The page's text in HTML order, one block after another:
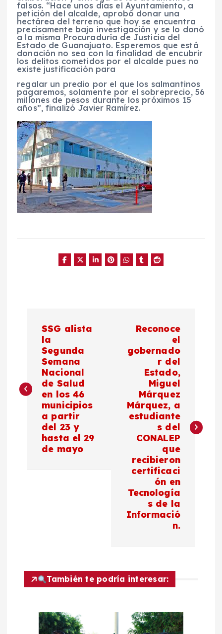
falsos. “Hace unos días el Ayuntamiento, a
petición del alcalde, aprobó donar una
hectárea del terreno que hoy se encuentra
precisamente bajo investigación y se lo donó
a la misma Procuraduría de Justicia del
Estado de Guanajuato. Esperemos que está
donación no sea con la finalidad de encubrir
los delitos cometidos por el alcalde pues no
existe justificación para
regalar un predio por el que los salmantinos
pagaremos, solamente por el sobreprecio, 56
millones de pesos durante los próximos 15
años”, finalizó Javier Ramírez.
e
e
SSG alista
la
Segunda
Semana
Nacional
de Salud
en los 46
municipios
a partir
del 23 y
hasta el 29
de mayo
Reconoce
el
gobernado
r del
Estado,
Miguel
Márquez
Márquez, a
estudiante
s del
CONALEP
que
recibieron
certificaci
ón en
Tecnología
s de la
Informació
n.
También te podría interesar: